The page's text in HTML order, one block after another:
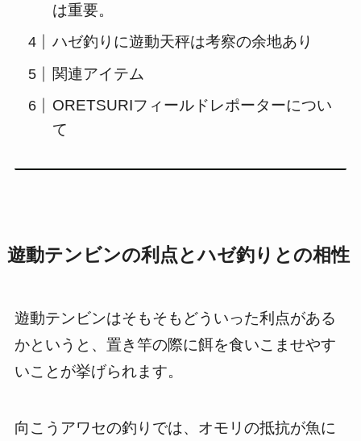
は重要。
ハゼ釣りに遊動天秤は考察の余地あり
関連アイテム
ORETSURIフィールドレポーターについ
て
遊動テンビンの利点とハゼ釣りとの相性
遊動テンビンはそもそもどういった利点がある
かというと、置き竿の際に餌を食いこませやす
いことが挙げられます。
向こうアワセの釣りでは、オモリの抵抗が魚に